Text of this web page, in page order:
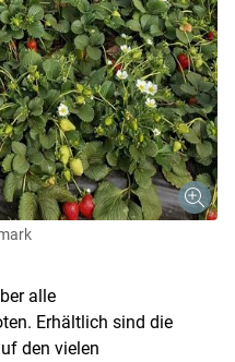
alle
Erhältlich sind die
den vielen